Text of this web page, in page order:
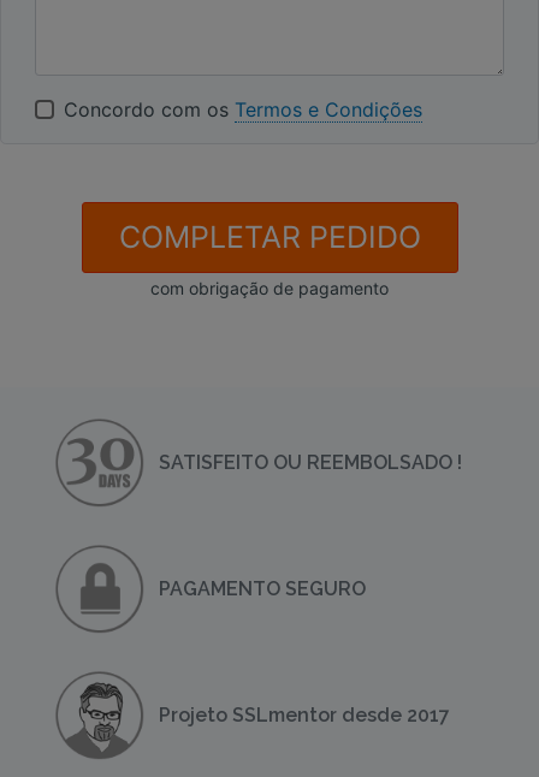
Concordo com os Termos e Condições
COMPLETAR PEDIDO
com obrigação de pagamento
SATISFEITO OU REEMBOLSADO !
PAGAMENTO SEGURO
Projeto SSLmentor desde 2017